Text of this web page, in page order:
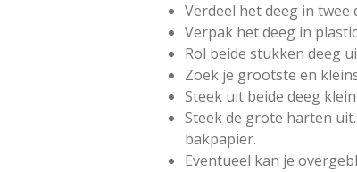
Verdeel het deeg in twee
Verpak het deeg in
Rol beide stukken deeg
Zoek je grootste en
Steek uit beide deeg
Steek de grote harten
bakpapier.
Eventueel kan je